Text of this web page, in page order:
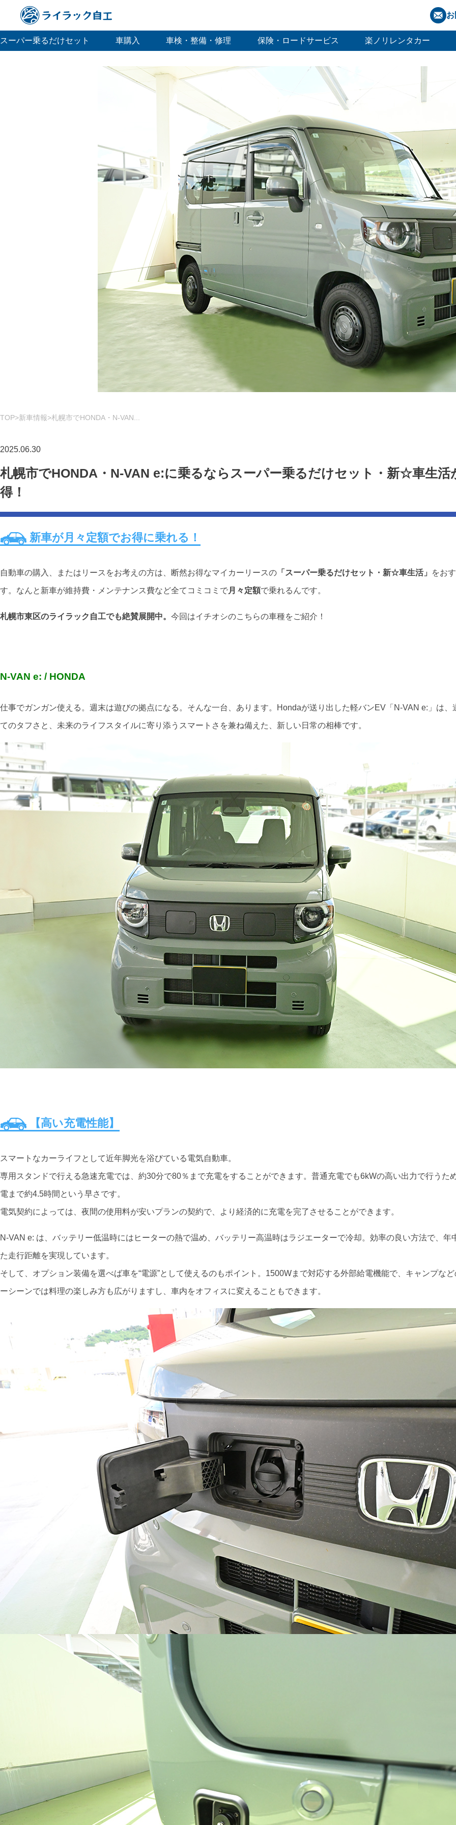
スーパー乗るだけセット 車購入 車検・整備・修理 保険・ロードサービス 楽ノリレンタカー
TOP 新車情報 札幌市でHONDA・N-VAN...
2025.06.30
札幌市でHONDA・N-VAN e:に乗るならスーパー乗るだけセット・新☆車生活
得！
新車が月々定額でお得に乗れる！
自動車の購入、またはリースをお考えの方は、断然お得なマイカーリースの 「スーパー乗るだけセット・新☆車生活」 をお
す。なんと新車が維持費・メンテナンス費など全てコミコミで月々定額で乗れるんです。
札幌市東区のライラック自工でも絶賛展開中。 今回はイチオシのこちらの車種をご紹介！
N-VAN e: / HONDA
仕事でガンガン使える。週末は遊びの拠点になる。そんな一台、あります。Hondaが送り出した軽バンEV「N-VAN e:」は、
てのタフさと、未来のライフスタイルに寄り添うスマートさを兼ね備えた、新しい日常の相棒です。
【高い充電性能】
スマートなカーライフとして近年脚光を浴びている電気自動車。
専用スタンドで行える急速充電では、約30分で80％まで充電をすることができます。普通充電でも6kWの高い出力で行うた
電まで約4.5時間という早さです。
電気契約によっては、夜間の使用料が安いプランの契約で、より経済的に充電を完了させることができます。
N-VAN e: は、バッテリー低温時にはヒーターの熱で温め、バッテリー高温時はラジエーターで冷却。効率の良い方法で、年
た走行距離を実現しています。
そして、オプション装備を選べば車を“電源”として使えるのもポイント。1500Wまで対応する外部給電機能で、キャンプな
ーシーンでは料理の楽しみ方も広がりますし、車内をオフィスに変えることもできます。